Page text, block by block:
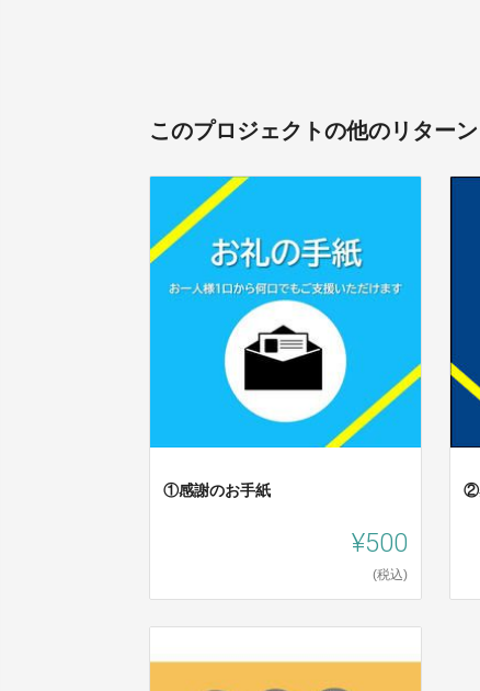
このプロジェクトの他のリターン
①感謝のお手紙
¥500
(税込)
②